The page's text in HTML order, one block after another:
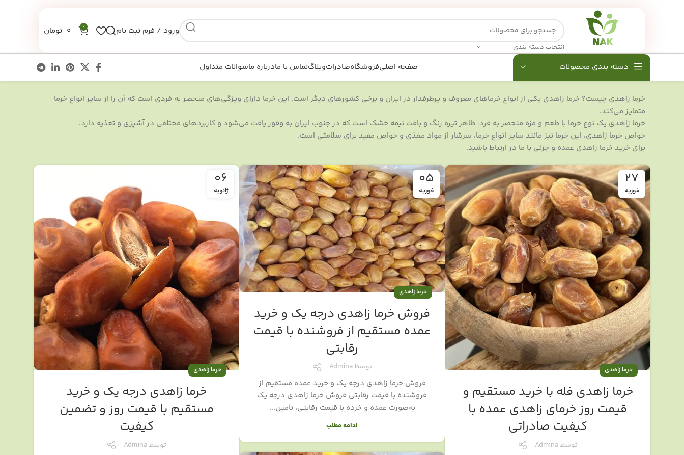
انتخاب دسته بندی
ورود / فرم ثبت نام 0
0 تومان
دسته بندی محصولات صفحه اصلیفروشگاهصادراتوبلاگتماس با مادرباره ماسوالات متداول
خرما زاهدی چیست؟ خرما زاهدی یکی از انواع خرماهای معروف و پرطرفدار در ایران و برخی کشورهای دیگر است. این خرما دارای ویژگی‌های منحصر به فردی است که آن را از سایر انواع خرما
متمایز می‌کند.
خرما زاهدی یک نوع خرما با طعم و مزه منحصر به فرد، ظاهر تیره رنگ و بافت نیمه خشک است که در جنوب ایران به وفور یافت می‌شود و کاربردهای مختلفی در آشپزی و تغذیه دارد.
خواص خرما زاهدی، این خرما نیز مانند سایر انواع خرما، سرشار از مواد مغذی و خواص مفید برای سلامتی است.
برای خرید خرما زاهدی عمده و جزئی با ما در ارتباط باشید.
27
فوریه
خرما زاهدی
خرما زاهدی فله با خرید مستقیم و
قیمت روز خرمای زاهدی عمده با
کیفیت صادراتی
توسطAdmina
05
فوریه
خرما زاهدی
فروش خرما زاهدی درجه یک و خرید
عمده مستقیم از فروشنده با قیمت
رقابتی
توسطAdmina
فروش خرما زاهدی درجه یک و خرید عمده مستقیم از
فروشنده با قیمت رقابتی فروش خرما زاهدی درجه یک
به‌صورت عمده و خرده با قیمت رقابتی، تأمین...
ادامه مطلب
06
ژانویه
خرما زاهدی
خرما زاهدی درجه یک و خرید
مستقیم با قیمت روز و تضمین
کیفیت
توسطAdmina